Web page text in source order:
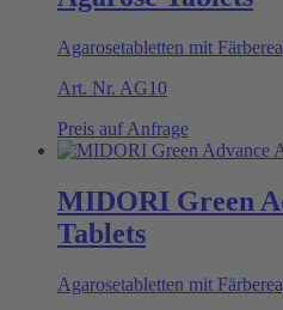
Agarosetabletten mit
Art. Nr. AG10
Preis auf Anfrage
MIDORI Green
Tablets
Agarosetabletten mit